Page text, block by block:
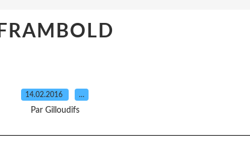
FRAMBOLD
14.02.2016 …
Par Gilloudifs